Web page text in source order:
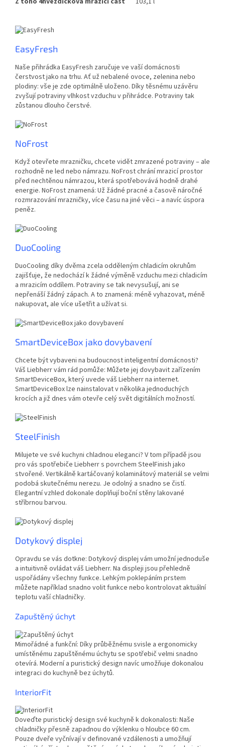
EasyFresh
Naše přihrádka EasyFresh zaručuje ve vaší domácnosti
čerstvost jako na trhu. Ať už nebalené ovoce, zelenina nebo
plodiny: vše je zde optimálně uloženo. Díky těsnému uzávěru
zvyšují potraviny vlhkost vzduchu v přihrádce. Potraviny tak
zůstanou dlouho čerstvé.
NoFrost
Když otevřete mrazničku, chcete vidět zmrazené potraviny – ale
rozhodně ne led nebo námrazu. NoFrost chrání mrazicí prostor
před nechtěnou námrazou, která spotřebovává hodně drahé
energie. NoFrost znamená: Už žádné pracné a časově náročné
rozmrazování mrazničky, více času na jiné věci – a navíc úspora
peněz.
DuoCooling
DuoCooling díky dvěma zcela odděleným chladicím okruhům
zajišťuje, že nedochází k žádné výměně vzduchu mezi chladicím
a mrazicím oddílem. Potraviny se tak nevysušují, ani se
nepřenáší žádný zápach. A to znamená: méně vyhazovat, méně
nakupovat, ale více ušetřit a užívat si.
SmartDeviceBox jako dovybavení
Chcete být vybaveni na budoucnost inteligentní domácnosti?
Váš Liebherr vám rád pomůže: Můžete jej dovybavit zařízením
SmartDeviceBox, který uvede váš Liebherr na internet.
SmartDeviceBox lze nainstalovat v několika jednoduchých
krocích a již dnes vám otevře celý svět digitálních možností.
SteelFinish
Milujete ve své kuchyni chladnou eleganci? V tom případě jsou
pro vás spotřebiče Liebherr s povrchem SteelFinish jako
stvořené. Vertikálně kartáčovaný kolaminátový materiál se velmi
podobá skutečnému nerezu. Je odolný a snadno se čistí.
Elegantní vzhled dokonale doplňují boční stěny lakované
stříbrnou barvou.
Dotykový displej
Opravdu se vás dotkne: Dotykový displej vám umožní jednoduše
a intuitivně ovládat váš Liebherr. Na displeji jsou přehledně
uspořádány všechny funkce. Lehkým poklepáním prstem
můžete například snadno volit funkce nebo kontrolovat aktuální
teplotu vaší chladničky.
Zapuštěný úchyt
Mimořádné a funkční: Díky průběžnému svisle a ergonomicky
umístěnému zapuštěnému úchytu se spotřebič velmi snadno
otevírá. Moderní a puristický design navíc umožňuje dokonalou
integraci do kuchyně bez úchytů.
InteriorFit
Doveďte puristický design své kuchyně k dokonalosti: Naše
chladničky přesně zapadnou do výklenku o hloubce 60 cm.
Pouze dveře vyčnívají v definované vzdálenosti a umožňují